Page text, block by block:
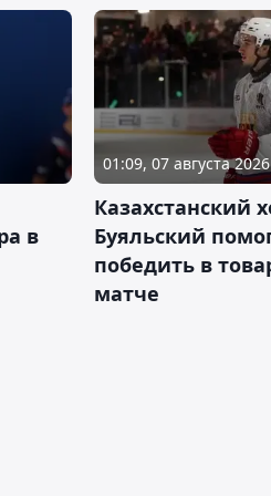
в
01:09, 07 августа 2026
Казахстанский
Буяльский
победить в
матче